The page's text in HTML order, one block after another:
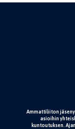
Ammattiliiton
asioihin
kuntoutuksen.